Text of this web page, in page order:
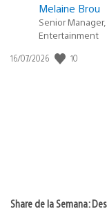
Melaine Brou
Senior
Entertainment
Fecha
16/07/2026 10
Share de la Semana: